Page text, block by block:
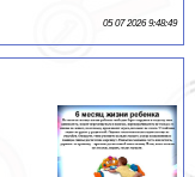
05 07 2026 9:48:49